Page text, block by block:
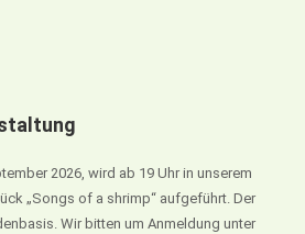
2026, wird ab 19 Uhr in unserem
„Songs of a shrimp“ aufgeführt. Der
Wir bitten um Anmeldung unter